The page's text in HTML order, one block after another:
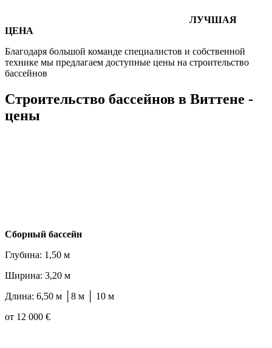
ЛУЧШАЯ
ЦЕНА
Благодаря большой команде специалистов и собственной
технике мы предлагаем доступные цены на строительство
бассейнов
Строительство бассейнов в Виттене -
цены
Cборный бассейн
Глубина: 1,50 м
Ширина: 3,20 м
Длина: 6,50 м │8 м │ 10 м
от 12 000 €